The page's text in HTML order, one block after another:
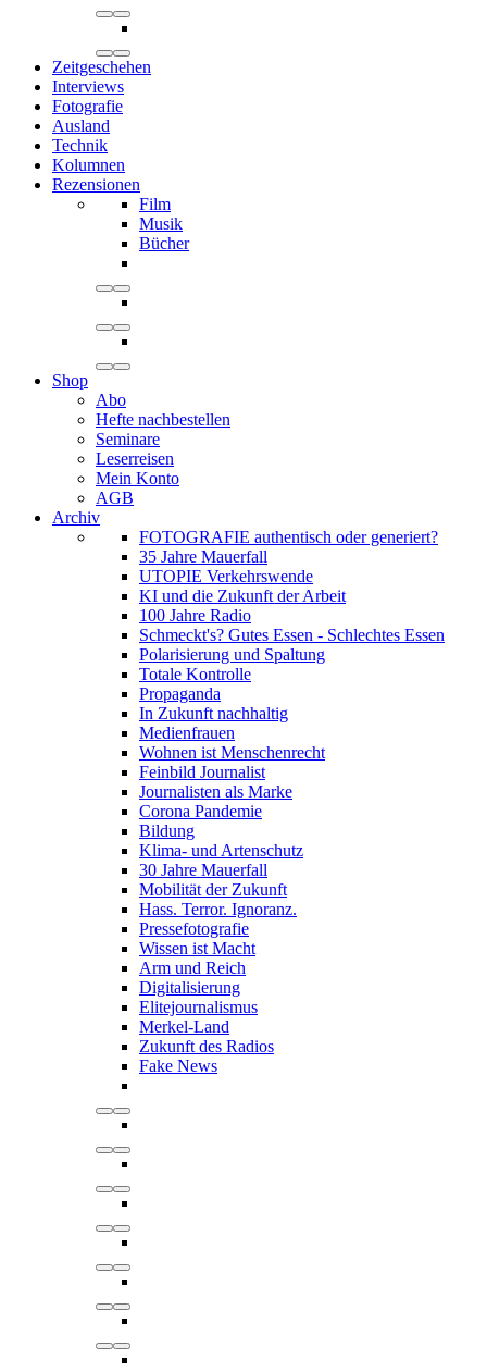
Zeitgeschehen
Interviews
Fotografie
Ausland
Technik
Kolumnen
Rezensionen
Film
Musik
Bücher
Shop
Abo
Hefte nachbestellen
Seminare
Leserreisen
Mein Konto
AGB
Archiv
FOTOGRAFIE authentisch oder generiert?
35 Jahre Mauerfall
UTOPIE Verkehrswende
KI und die Zukunft der Arbeit
100 Jahre Radio
Schmeckt's? Gutes Essen - Schlechtes Essen
Polarisierung und Spaltung
Totale Kontrolle
Propaganda
In Zukunft nachhaltig
Medienfrauen
Wohnen ist Menschenrecht
Feinbild Journalist
Journalisten als Marke
Corona Pandemie
Bildung
Klima- und Artenschutz
30 Jahre Mauerfall
Mobilität der Zukunft
Hass. Terror. Ignoranz.
Pressefotografie
Wissen ist Macht
Arm und Reich
Digitalisierung
Elitejournalismus
Merkel-Land
Zukunft des Radios
Fake News